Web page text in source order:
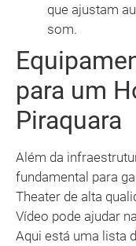
que ajustam
som.
para um
Piraquara
Além da
fundamental para
Theater de alta
Vídeo pode ajudar
Aqui está uma lista